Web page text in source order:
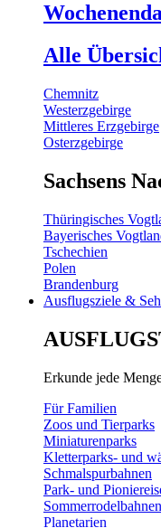
Alle
Chemnitz
Westerzgebirge
Mittleres Erzgebirge
Osterzgebirge
Sachsens
Thüringisches
Bayerisches
Tschechien
Polen
Brandenburg
Ausflugsziele &
Erkunde jede
Für Familien
Zoos und Tierparks
Miniaturenparks
Kletterparks- und
Schmalspurbahnen
Park- und
Sommerrodelbahnen
Planetarien